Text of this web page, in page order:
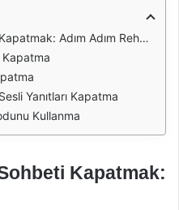
Adım Adım Rehber
Kapatma
Yanıtları Kapatma
Kullanma
Kapatmak: